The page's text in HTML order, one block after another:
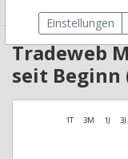
Tradeweb
seit Beginn
1T 3M 1J 3J
Einstellungen